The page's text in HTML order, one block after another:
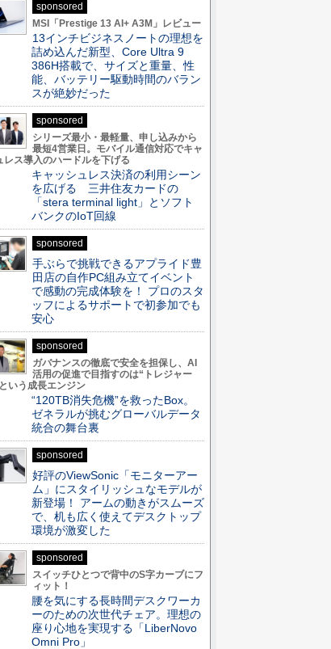
sponsored
MSI「Prestige 13 AI+ A3M」レビュー
13インチビジネスノートの理想を
詰め込んだ新型、Core Ultra 9
386H搭載で、サイズと重量、性
能、バッテリー駆動時間のバラン
スが絶妙だった
sponsored
シリーズ最小・最軽量、申し込みから
最短4営業日。モバイル通信対応でキャ
レス導入のハードルを下げる
キャッシュレス決済の利用シーン
を広げる 三井住友カードの
「stera terminal light」とソフト
バンクのIoT回線
sponsored
手ぶらで挑戦できるアプライド豊
田店の自作PC組み立てイベント
で感動の完成体験を！ プロのスタ
ッフによるサポートで初参加でも
安心
sponsored
ガバナンスの徹底で安全を担保し、AI
活用の促進で目指すのは“トレジャー
いう成長エンジン
“120TB消失危機”を救ったBox。
ゼネラルが挑むグローバルデータ
統合の舞台裏
sponsored
好評のViewSonic「モニターアー
ム」にスタイリッシュなモデルが
新登場！ アームの動きがスムーズ
で、机も広く使えてデスクトップ
環境が激変した
sponsored
スイッチひとつで背中のS字カーブにフ
ィット！
腰を気にする長時間デスクワーカ
ーのための次世代チェア。理想の
座り心地を実現する「LiberNovo
Omni Pro」